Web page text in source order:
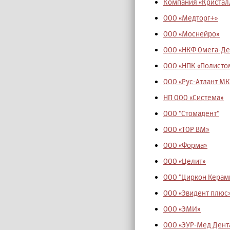
Компания
ООО «Медторг+»
ООО «Моснейро»
ООО «НКФ Омега-
ООО «НПК
ООО «Рус-Атлант
НП ООО «Система»
ООО "Стомадент"
ООО «ТОР ВМ»
ООО «Форма»
ООО «Целит»
ООО "Циркон
ООО «Эвидент
ООО «ЭМИ»
ООО «ЭУР-Мед